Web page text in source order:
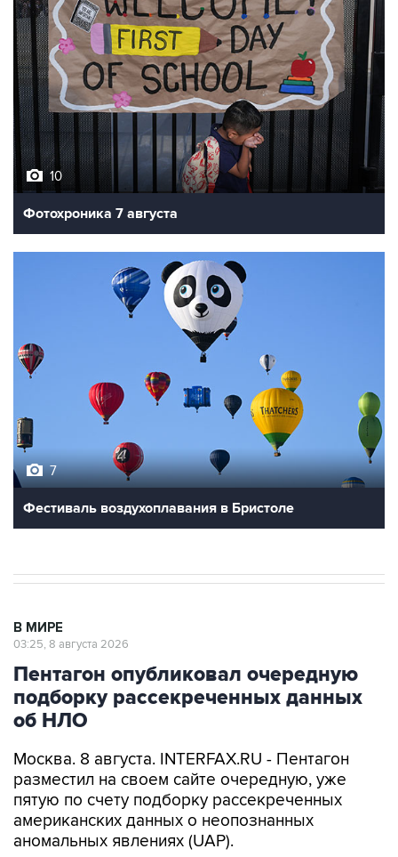
10
Фотохроника 7 августа
7
Фестиваль воздухоплавания в Бристоле
В МИРЕ
03:25, 8 августа 2026
Пентагон опубликовал очередную
подборку рассекреченных данных
об НЛО
Москва. 8 августа. INTERFAX.RU - Пентагон
разместил на своем сайте очередную, уже
пятую по счету подборку рассекреченных
американских данных о неопознанных
аномальных явлениях (UAP).